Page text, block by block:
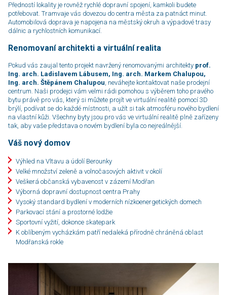
Předností lokality je rovněž rychlé dopravní spojení, kamkoli budete
potřebovat. Tram­va­je vás dovezou do centra města za patnáct minut.
Automobilová doprava je napojena na městský okruh a výpadové trasy
dálnic a rychlostních komunikací.
Renomovaní architekti a virtuální realita
Pokud vás zaujal tento projekt navržený renomovanými architekty prof.
Ing. arch. Ladislavem Lábusem, Ing. arch. Markem Chalupou,
Ing. arch. Štěpánem Chalupou , neváhejte kontaktovat naše prodejní
centrum. Naši prodejci vám velmi rádi pomohou s výběrem toho pravého
bytu právě pro vás, který si můžete projít ve virtuální realitě pomocí 3D
brýlí, podívat se do každé místnosti, a užít si tak atmosféru nového byd­le­ní
na vlastní kůži. Všechny byty jsou pro vás ve virtuální realitě plně zařízeny
tak, aby vaše představa o novém bydlení byla co nejreálnější.
Váš nový domov
Výhled na Vltavu a údolí Berounky
Velké množství zeleně a volnočasových aktivit v okolí
Veškerá občanská vybavenost v zázemí Modřan
Výborná dopravní dostupnost centra Prahy
Vysoký standard bydlení v moderních nízkoenergetických domech
Parkovací stání a prostorné lodžie
Sportovní vyžití, dokonce skatepark
K oblíbeným vycházkám patří nedaleká přírodně chráněná oblast
Modřanská rokle